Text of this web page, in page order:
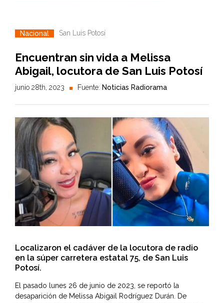
Nacional San Luis Potosí
Encuentran sin vida a Melissa
Abigail, locutora de San Luis Potosí
junio 28th, 2023 Fuente: Noticias Radiorama
Localizaron el cadáver de la locutora de radio
en la súper carretera estatal 75, de San Luis
Potosí.
El pasado lunes 26 de junio de 2023, se reportó la
desaparición de Melissa Abigail Rodríguez Durán. De